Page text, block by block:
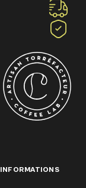
INFORMATIONS